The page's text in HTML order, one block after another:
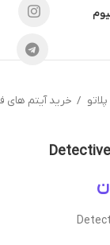
خرید آیتم های